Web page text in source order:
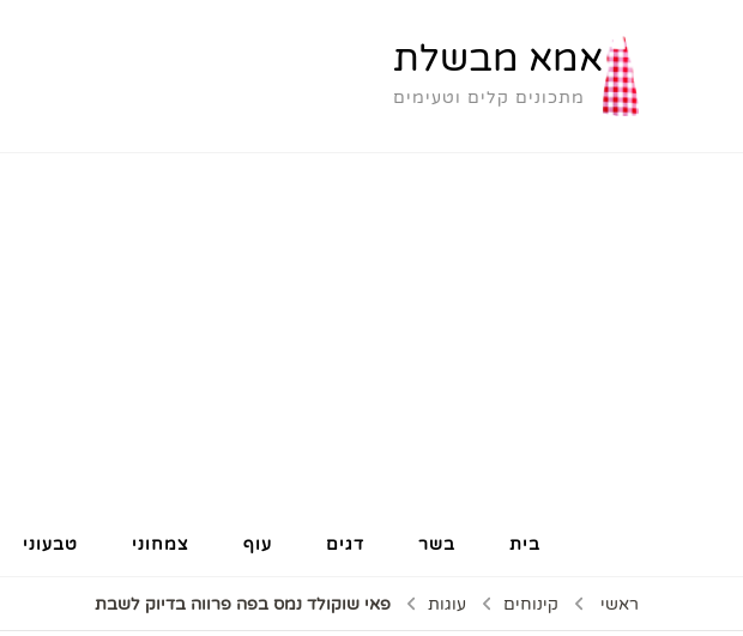
אמא מבשלת
מתכונים קלים וטעימים
בית בשר דגים עוף צמחוני טבעוני
ראשי קינוחים עוגות פאי שוקולד נמס בפה פרווה בדיוק לשבת